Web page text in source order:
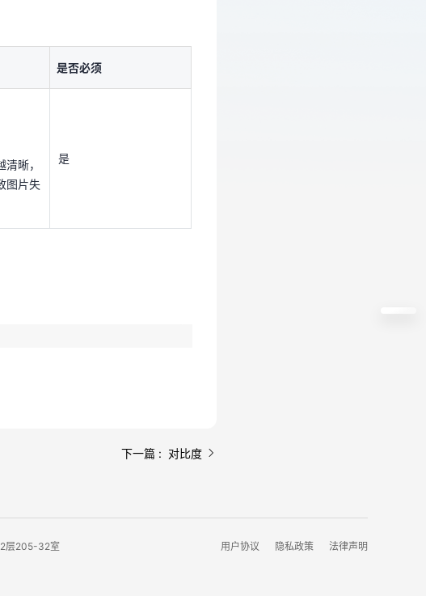
清晰，
片失
是否必须
晰，
图片失
是
下一篇 : 对比度
2层205-32室
用户协议 隐私政策 法律声明